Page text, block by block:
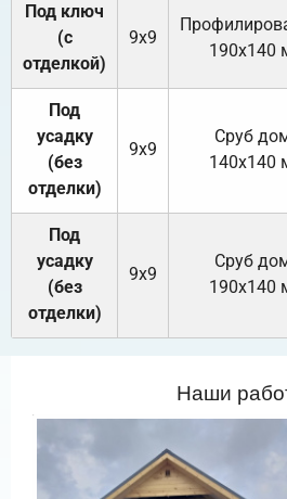
Под ключ
(с
отделкой)
9х9
190х140
Под
усадку
(без
отделки)
9х9
Cруб
140х140
Под
усадку
(без
отделки)
9х9
Cруб
190х140
Наши